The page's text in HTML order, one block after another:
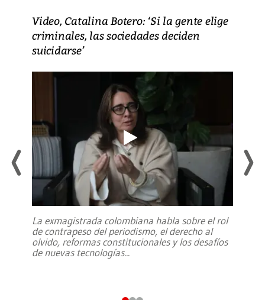
Video, Catalina Botero: ‘Si la gente elige
criminales, las sociedades deciden
suicidarse’
La exmagistrada colombiana habla sobre el rol
de contrapeso del periodismo, el derecho al
olvido, reformas constitucionales y los desafíos
de nuevas tecnologías...